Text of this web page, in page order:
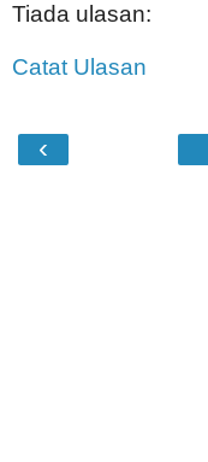
Tiada ulasan:
Catat Ulasan
‹